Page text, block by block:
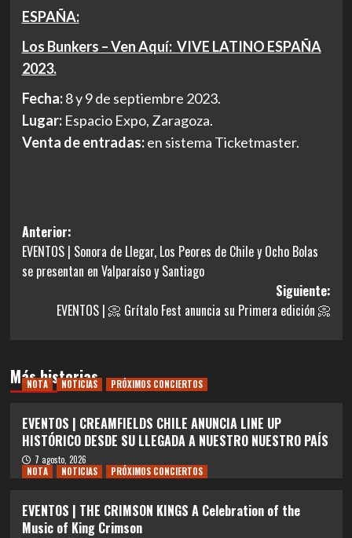
ESPAÑA:
Los Bunkers – Ven Aquí: VIVE LATINO ESPAÑA
2023.
Fecha:8 y 9 de septiembre 2023.
Lugar: Espacio Expo, Zaragoza.
Venta de entradas:en sistema Ticketmaster.
Navegación
de
entradas
Anterior:
EVENTOS | Sonora de Llegar, Los Peores de Chile y Ocho Bolas
se presentan en Valparaíso y Santiago
Siguiente:
EVENTOS | 📀 Grítalo Fest anuncia su Primera edición 📀
Más historias
NOTA NOTICIAS PRÓXIMOS CONCIERTOS
EVENTOS | CREAMFIELDS CHILE ANUNCIA LINE UP
HISTÓRICO DESDE SU LLEGADA A NUESTRO NUESTRO PAÍS
7 agosto, 2026
NOTA
NOTICIAS PRÓXIMOS CONCIERTOS
EVENTOS | THE CRIMSON KINGS A Celebration of the
Music of King Crimson